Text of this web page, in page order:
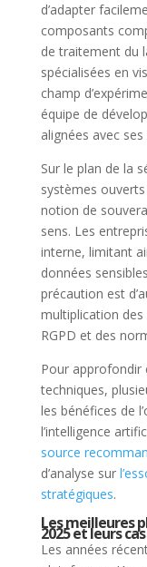
d’adapter
composants
de traitement du
spécialisées en
champ
équipe de
alignées avec
Sur le plan de la
systèmes
notion de
sens. Les
interne, limitant
données
précaution est
multiplication
RGPD et des
Pour approfondir
techniques,
les bénéfices de
l’intelligence
source
d’analyse sur
stratégiques.
Les meilleures
2025 et leurs
Les années